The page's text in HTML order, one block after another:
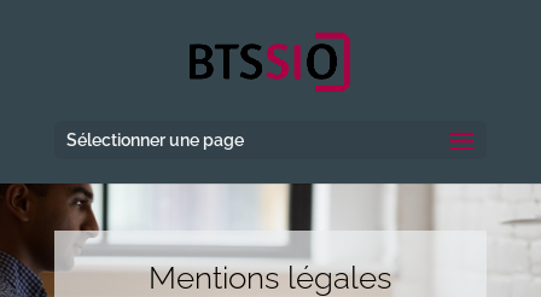
Sélectionner une page
Mentions légales